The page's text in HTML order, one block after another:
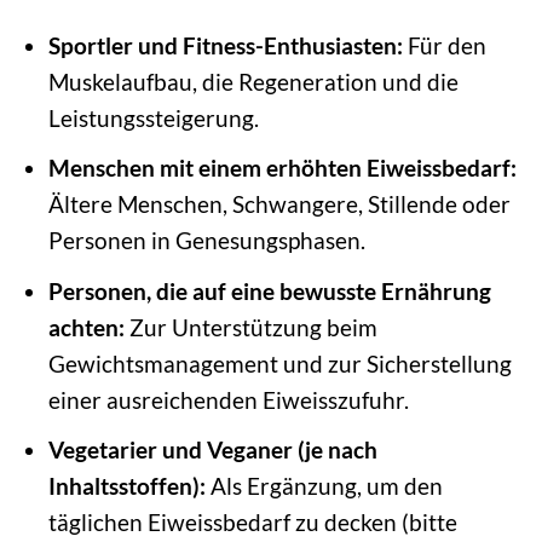
Sportler und Fitness-Enthusiasten: Für den
Muskelaufbau, die Regeneration und die
Leistungssteigerung.
Menschen mit einem erhöhten Eiweissbedarf:
Ältere Menschen, Schwangere, Stillende oder
Personen in Genesungsphasen.
Personen, die auf eine bewusste Ernährung
achten: Zur Unterstützung beim
Gewichtsmanagement und zur Sicherstellung
einer ausreichenden Eiweisszufuhr.
Vegetarier und Veganer (je nach
Inhaltsstoffen): Als Ergänzung, um den
täglichen Eiweissbedarf zu decken (bitte